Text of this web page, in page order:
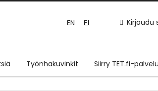
Kirjaudu
EN FI
Työnhakuvinkit Siirry TET.fi-